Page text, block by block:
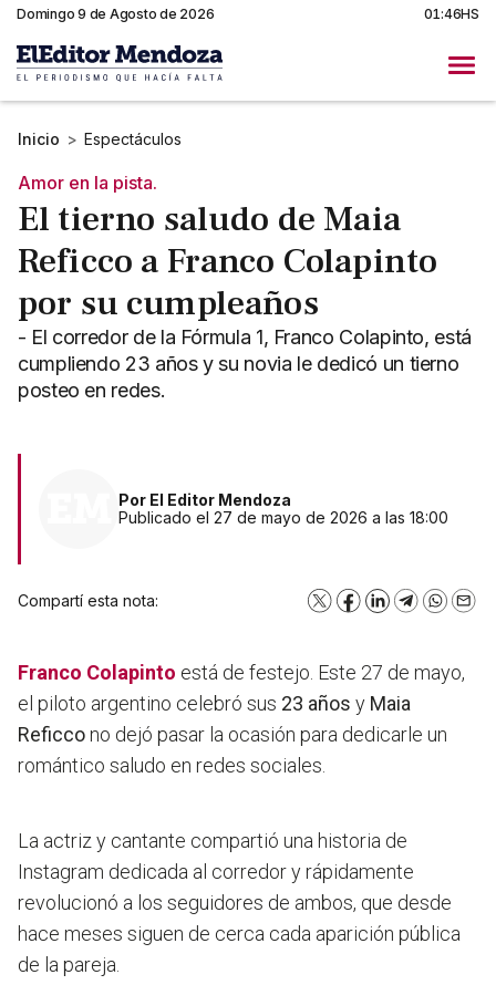
Domingo 9 de Agosto de 2026 01:46HS
Inicio > Espectáculos
Amor en la pista.
El tierno saludo de Maia
Reficco a Franco Colapinto
por su cumpleaños
- El corredor de la Fórmula 1, Franco Colapinto, está
cumpliendo 23 años y su novia le dedicó un tierno
posteo en redes.
Por El Editor Mendoza
Publicado el 27 de mayo de 2026 a las 18:00
Compartí esta nota: X Facebook
LinkedInTelegram
Franco Colapinto está de festejo. Este 27 de mayo,
el piloto argentino celebró sus 23 años y Maia
Reficcono dejó pasar la ocasión para dedicarle un
romántico saludo en redes sociales.
La actriz y cantante compartió una historia de
Instagram dedicada al corredor y rápidamente
revolucionó a los seguidores de ambos, que desde
hace meses siguen de cerca cada aparición pública
de la pareja.